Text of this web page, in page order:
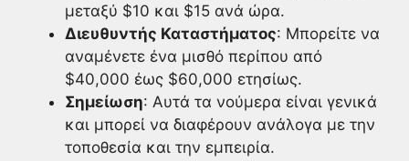
μεταξύ $10 και $15 ανά ώρα.
Διευθυντής Καταστήματος: Μπορείτε να
αναμένετε ένα μισθό περίπου από
$40,000 έως $60,000 ετησίως.
Σημείωση: Αυτά τα νούμερα είναι γενικά
και μπορεί να διαφέρουν ανάλογα με την
τοποθεσία και την εμπειρία.